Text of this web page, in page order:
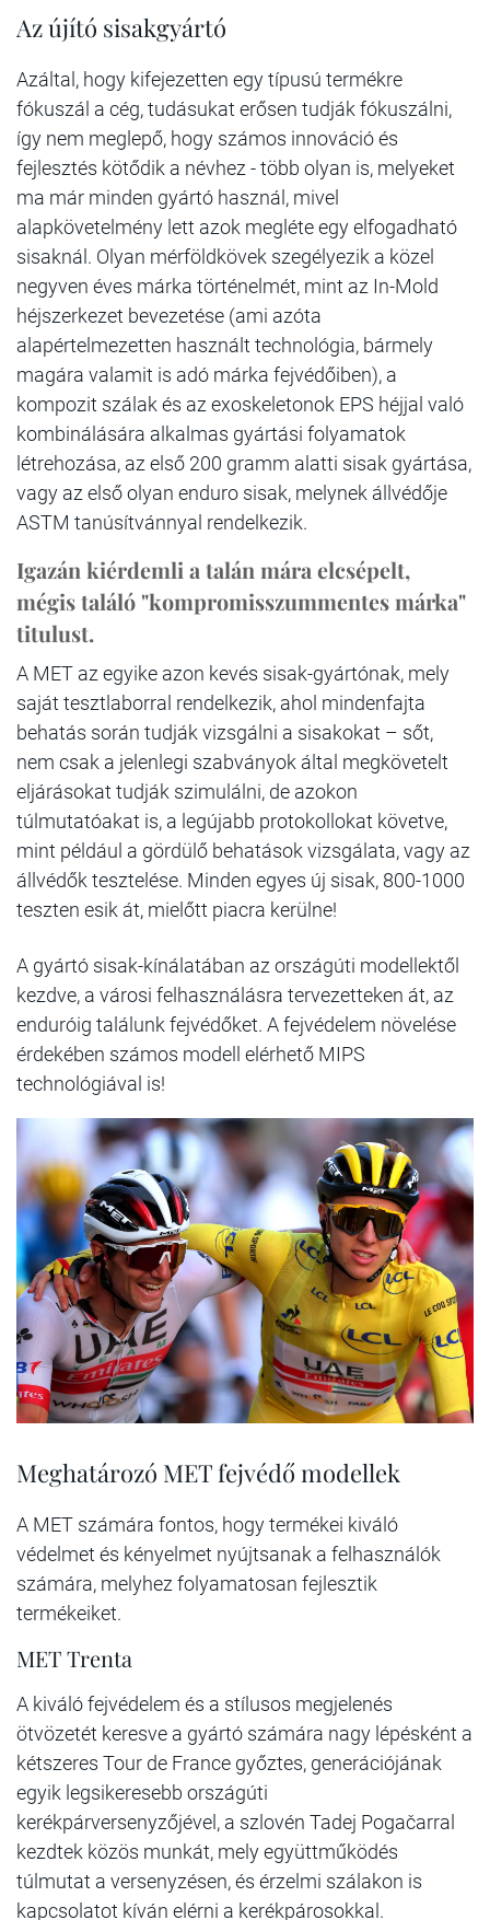
Az újító sisakgyártó
Azáltal, hogy kifejezetten egy típusú termékre
fókuszál a cég, tudásukat erősen tudják fókuszálni,
így nem meglepő, hogy számos innováció és
fejlesztés kötődik a névhez - több olyan is, melyeket
ma már minden gyártó használ, mivel
alapkövetelmény lett azok megléte egy elfogadható
sisaknál. Olyan mérföldkövek szegélyezik a közel
negyven éves márka történelmét, mint az In-Mold
héjszerkezet bevezetése (ami azóta
alapértelmezetten használt technológia, bármely
magára valamit is adó márka fejvédőiben), a
kompozit szálak és az exoskeletonok EPS héjjal való
kombinálására alkalmas gyártási folyamatok
létrehozása, az első 200 gramm alatti sisak gyártása,
vagy az első olyan enduro sisak, melynek állvédője
ASTM tanúsítvánnyal rendelkezik.
Igazán kiérdemli a talán mára elcsépelt,
mégis találó "kompromisszummentes márka"
titulust.
A MET az egyike azon kevés sisak-gyártónak, mely
saját tesztlaborral rendelkezik, ahol mindenfajta
behatás során tudják vizsgálni a sisakokat – sőt,
nem csak a jelenlegi szabványok által megkövetelt
eljárásokat tudják szimulálni, de azokon
túlmutatóakat is, a legújabb protokollokat követve,
mint például a gördülő behatások vizsgálata, vagy az
állvédők tesztelése. Minden egyes új sisak, 800-1000
teszten esik át, mielőtt piacra kerülne!
A gyártó sisak-kínálatában az országúti modellektől
kezdve, a városi felhasználásra tervezetteken át, az
enduróig találunk fejvédőket. A fejvédelem növelése
érdekében számos modell elérhető MIPS
technológiával is!
Meghatározó MET fejvédő modellek
A MET számára fontos, hogy termékei kiváló
védelmet és kényelmet nyújtsanak a felhasználók
számára, melyhez folyamatosan fejlesztik
termékeiket.
MET Trenta
A kiváló fejvédelem és a stílusos megjelenés
ötvözetét keresve a gyártó számára nagy lépésként a
kétszeres Tour de France győztes, generációjának
egyik legsikeresebb országúti
kerékpárversenyzőjével, a szlovén Tadej Pogačarral
kezdtek közös munkát, mely együttműködés
túlmutat a versenyzésen, és érzelmi szálakon is
kapcsolatot kíván elérni a kerékpárosokkal.